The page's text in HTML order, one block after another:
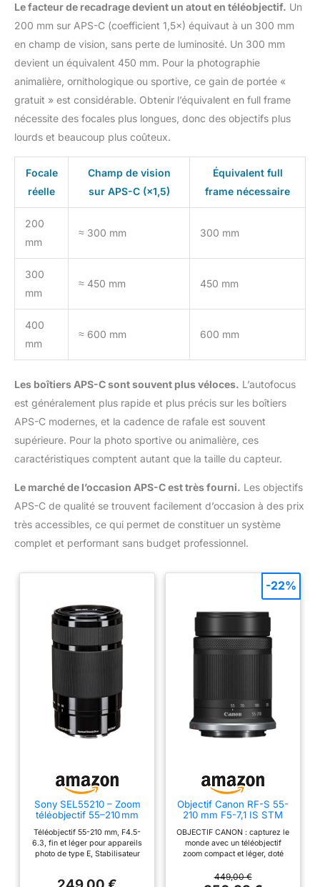
Le facteur de recadrage devient un atout en téléobjectif. Un
200 mm sur APS-C (coefficient 1,5×) équivaut à un 300 mm
en champ de vision, sans perte de luminosité. Un 300 mm
devient un équivalent 450 mm. Pour la photographie
animalière, ornithologique ou sportive, ce gain de portée «
gratuit » est considérable. Obtenir l’équivalent en full frame
nécessite des focales plus longues, donc des objectifs plus
lourds et beaucoup plus coûteux.
Focale
réelle
Champ de vision
sur APS-C (×1,5)
Équivalent full
frame nécessaire
200
mm
≈ 300 mm 300 mm
300
mm
≈ 450 mm 450 mm
400
mm
≈ 600 mm 600 mm
Les boîtiers APS-C sont souvent plus véloces. L’autofocus
est généralement plus rapide et plus précis sur les boîtiers
APS-C modernes, et la cadence de rafale est souvent
supérieure. Pour la photo sportive ou animalière, ces
caractéristiques comptent autant que la taille du capteur.
Le marché de l’occasion APS-C est très fourni. Les objectifs
APS-C de qualité se trouvent facilement d’occasion à des prix
très accessibles, ce qui permet de constituer un système
complet et performant sans budget professionnel.
Sony SEL55210 – Zoom
téléobjectif 55–210 mm
C (compact et léger,
stabilisation optique,
monture E, idéal voyage,
compatible ZV-E10,
Téléobjectif 55-210 mm, F4.5-
6.3, fin et léger pour appareils
photo de type E, Stabilisateur
Objectif Canon RF-S 55-
210 mm F5-7,1 IS STM
stabilisateur d'image
optique 4,5 vitesses,
voyages/sport/faune,
OBJECTIF CANON : capturez le
monde avec un téléobjectif
zoom compact et léger, doté
avancé et d'une plage
449,00 €
-22%